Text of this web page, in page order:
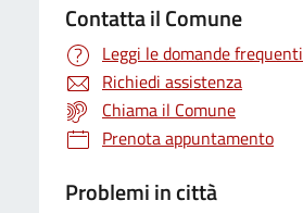
Contatta il Comune
Leggi le domande frequenti
Richiedi assistenza
Chiama il Comune
Prenota appuntamento
Problemi in città